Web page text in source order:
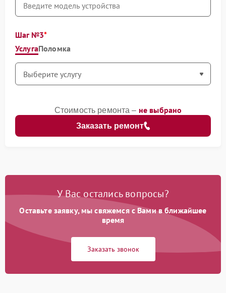
Шаг №3
УслугаПоломка
Заказать ремонт
Стоимость ремонта – не выбрано
У Вас остались вопросы?
Оставьте заявку, мы свяжемся с Вами в ближайшее
время
Заказать звонок